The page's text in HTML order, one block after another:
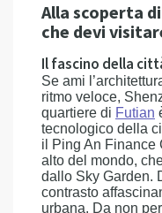
Alla scoperta
che devi
Il fascino della
Se ami
ritmo veloce,
quartiere di Futian
tecnologico della
il Ping An Finance
alto del mondo,
dallo Sky Garden.
contrasto
urbana. Da non